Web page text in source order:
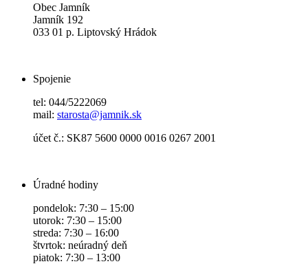
Obec Jamník
Jamník 192
033 01 p. Liptovský Hrádok
Spojenie
tel: 044/5222069
mail: starosta@jamnik.sk
účet č.: SK87 5600 0000 0016 0267 2001
Úradné hodiny
pondelok: 7:30 – 15:00
utorok: 7:30 – 15:00
streda: 7:30 – 16:00
štvrtok: neúradný deň
piatok: 7:30 – 13:00